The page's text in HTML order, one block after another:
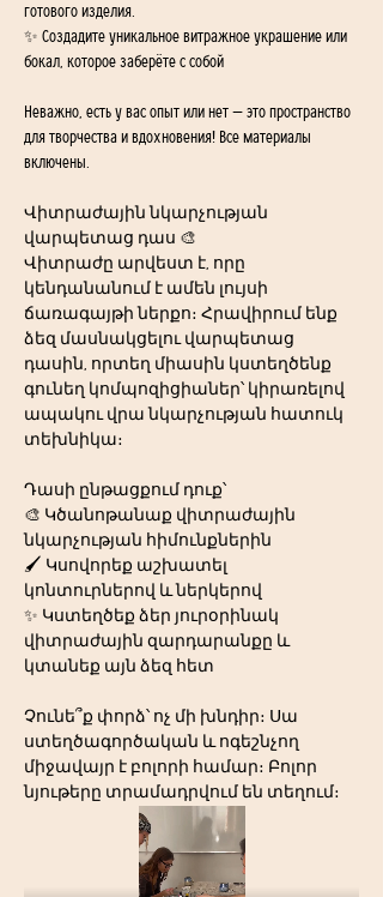
готового изделия.
✨ Создадите уникальное витражное украшение или
бокал, которое заберёте с собой
Неважно, есть у вас опыт или нет — это пространство
для творчества и вдохновения! Все материалы
включены.
Վիտրաժային նկարչության
վարպետաց դաս 🎨
Վիտրաժը արվեստ է, որը
կենդանանում է ամեն լույսի
ճառագայթի ներքո։ Հրավիրում ենք
ձեզ մասնակցելու վարպետաց
դասին, որտեղ միասին կստեղծենք
գունեղ կոմպոզիցիաներ՝ կիրառելով
ապակու վրա նկարչության հատուկ
տեխնիկա։
Դասի ընթացքում դուք՝
🎨 Կծանոթանաք վիտրաժային
նկարչության հիմունքներին
🖌️ Կսովորեք աշխատել
կոնտուրներով և ներկերով
✨ Կստեղծեք ձեր յուրօրինակ
վիտրաժային զարդարանքը և
կտանեք այն ձեզ հետ
Չունե՞ք փորձ՝ ոչ մի խնդիր։ Սա
ստեղծագործական և ոգեշնչող
միջավայր է բոլորի համար։ Բոլոր
նյութերը տրամադրվում են տեղում։